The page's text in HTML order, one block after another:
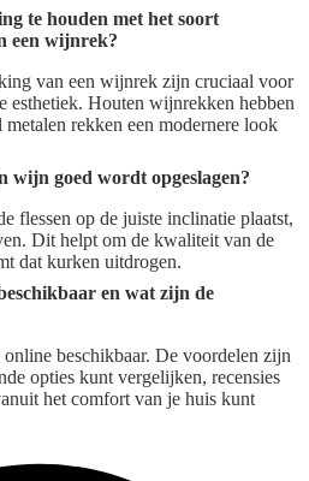
te houden met het soort
een wijnrek?
van een wijnrek zijn cruciaal voor
esthetiek. Houten wijnrekken hebben
rekken een modernere look
wijn goed wordt opgeslagen?
flessen op de juiste inclinatie plaatst,
Dit helpt om de kwaliteit van de
dat kurken uitdrogen.
en wat zijn de
beschikbaar. De voordelen zijn
opties kunt vergelijken, recensies
het comfort van je huis kunt